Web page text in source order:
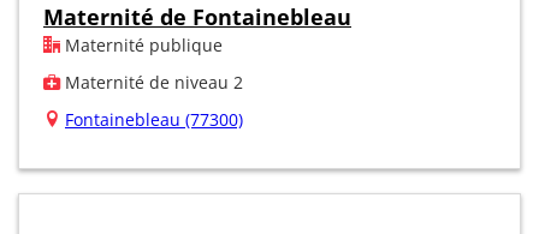
Maternité de Fontainebleau
Maternité publique
Maternité de niveau 2
Fontainebleau (77300)